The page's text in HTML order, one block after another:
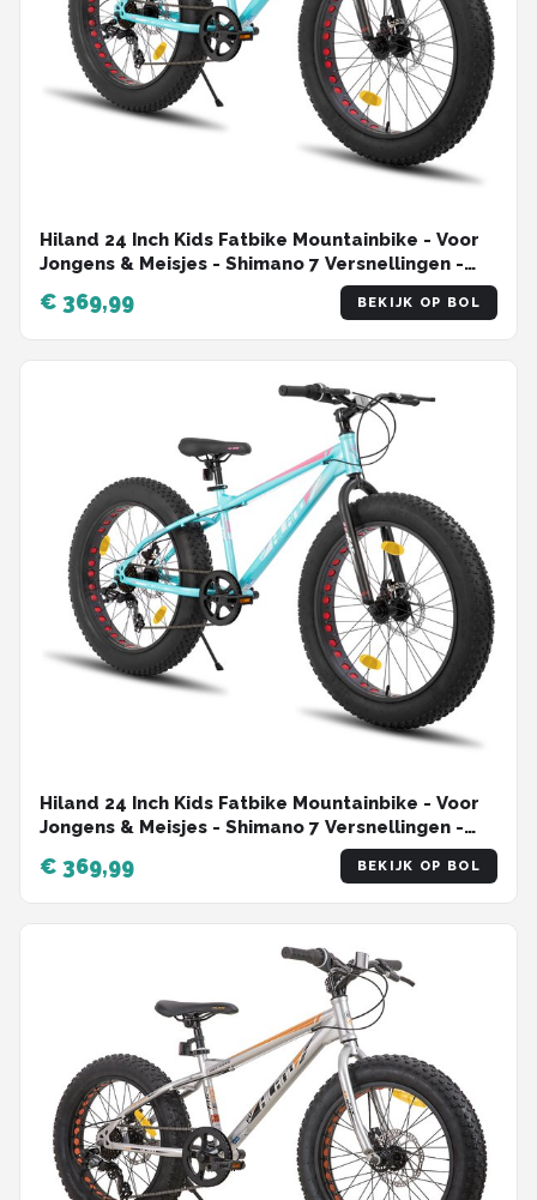
Hiland 24 Inch Kids Fatbike Mountainbike - Voor
Jongens & Meisjes - Shimano 7 Versnellingen -
Dubbele Schijfremmen - Vanaf 5 Jaar - Geschikt
voor buitenactiviteiten in de lente
€ 369,99 BEKIJK OP BOL
Hiland 24 Inch Kids Fatbike Mountainbike - Voor
Jongens & Meisjes - Shimano 7 Versnellingen -
Dubbele Schijfremmen - Vanaf 5 Jaar - Geschikt
voor buitenactiviteiten in de lente
€ 369,99 BEKIJK OP BOL